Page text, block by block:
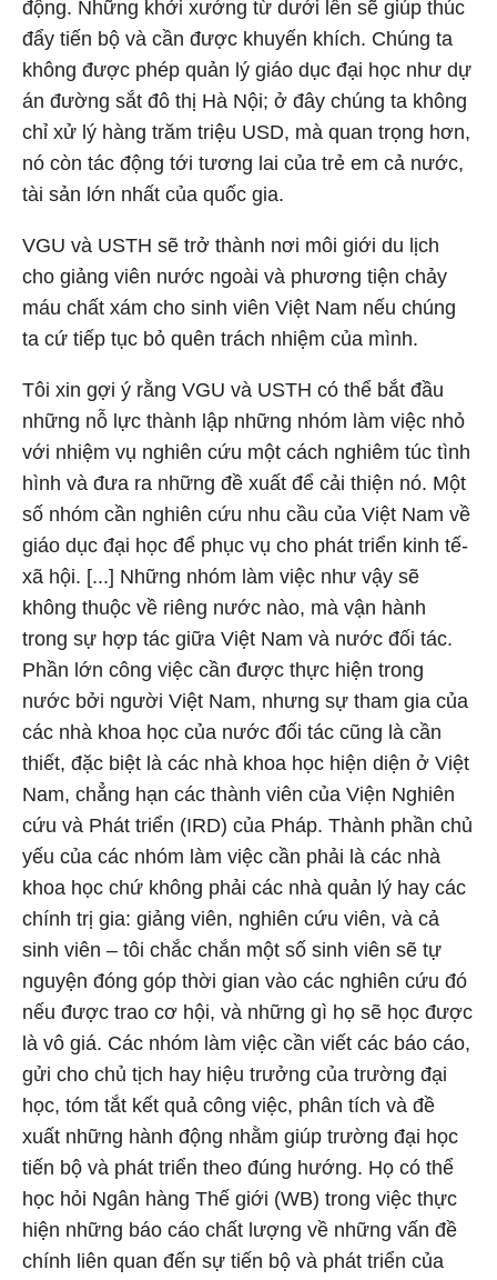
động. Những khởi xướng từ dưới lên sẽ giúp thúc
đẩy tiến bộ và cần được khuyến khích. Chúng ta
không được phép quản lý giáo dục đại học như dự
án đường sắt đô thị Hà Nội; ở đây chúng ta không
chỉ xử lý hàng trăm triệu USD, mà quan trọng hơn,
nó còn tác động tới tương lai của trẻ em cả nước,
tài sản lớn nhất của quốc gia.
VGU và USTH sẽ trở thành nơi môi giới du lịch
cho giảng viên nước ngoài và phương tiện chảy
máu chất xám cho sinh viên Việt Nam nếu chúng
ta cứ tiếp tục bỏ quên trách nhiệm của mình.
Tôi xin gợi ý rằng VGU và USTH có thể bắt đầu
những nỗ lực thành lập những nhóm làm việc nhỏ
với nhiệm vụ nghiên cứu một cách nghiêm túc tình
hình và đưa ra những đề xuất để cải thiện nó. Một
số nhóm cần nghiên cứu nhu cầu của Việt Nam về
giáo dục đại học để phục vụ cho phát triển kinh tế-
xã hội. [...] Những nhóm làm việc như vậy sẽ
không thuộc về riêng nước nào, mà vận hành
trong sự hợp tác giữa Việt Nam và nước đối tác.
Phần lớn công việc cần được thực hiện trong
nước bởi người Việt Nam, nhưng sự tham gia của
các nhà khoa học của nước đối tác cũng là cần
thiết, đặc biệt là các nhà khoa học hiện diện ở Việt
Nam, chẳng hạn các thành viên của Viện Nghiên
cứu và Phát triển (IRD) của Pháp. Thành phần chủ
yếu của các nhóm làm việc cần phải là các nhà
khoa học chứ không phải các nhà quản lý hay các
chính trị gia: giảng viên, nghiên cứu viên, và cả
sinh viên – tôi chắc chắn một số sinh viên sẽ tự
nguyện đóng góp thời gian vào các nghiên cứu đó
nếu được trao cơ hội, và những gì họ sẽ học được
là vô giá. Các nhóm làm việc cần viết các báo cáo,
gửi cho chủ tịch hay hiệu trưởng của trường đại
học, tóm tắt kết quả công việc, phân tích và đề
xuất những hành động nhằm giúp trường đại học
tiến bộ và phát triển theo đúng hướng. Họ có thể
học hỏi Ngân hàng Thế giới (WB) trong việc thực
hiện những báo cáo chất lượng về những vấn đề
chính liên quan đến sự tiến bộ và phát triển của